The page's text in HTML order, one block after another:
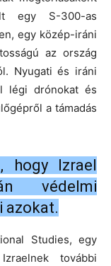
egy S-300-as
egy közép-iráni
az ország
Nyugati és iráni
légi drónokat és
a támadás
hogy Izrael
védelmi
azokat.
Studies, egy
további